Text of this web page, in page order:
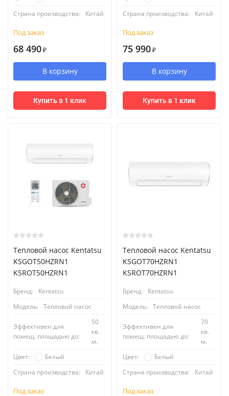
Страна производства:
Китай
Под заказ
68 490 ₽
В корзину
Купить в 1 клик
Страна производства:
Китай
Под заказ
75 990 ₽
В корзину
Купить в 1 клик
Тепловой насос Kentatsu
KSGOT50HZRN1
KSROT50HZRN1
Бренд:
Kentatsu
Модель:
Тепловой насос
Эффективен для
помещ. площадью до:
50
кв.
м.
Цвет:
Белый
Страна производства:
Китай
Под заказ
Тепловой насос Kentatsu
KSGOT70HZRN1
KSROT70HZRN1
Бренд:
Kentatsu
Модель:
Тепловой насос
Эффективен для
помещ. площадью до:
70
кв.
м.
Цвет:
Белый
Страна производства:
Китай
Под заказ